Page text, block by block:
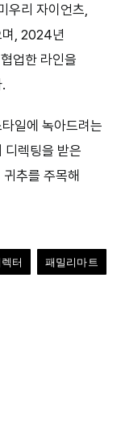
우리 자이언츠,
며, 2024년
업한 라인을
일에 녹아드려는
디렉팅을 받은
추를 주목해
터 패밀리마트